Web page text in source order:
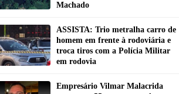
Machado
ASSISTA: Trio metralha carro de
homem em frente à rodoviária e
troca tiros com a Polícia Militar
em rodovia
Empresário Vilmar Malacrida